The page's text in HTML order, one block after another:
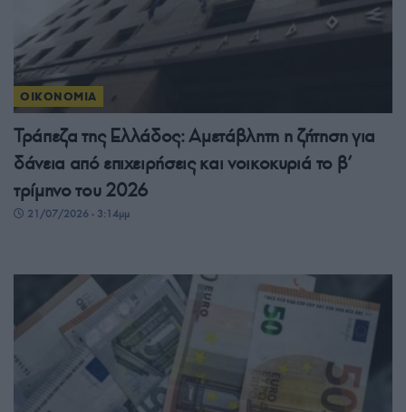
ΟΙΚΟΝΟΜΙΑ
Τράπεζα της Ελλάδος: Αμετάβλητη η ζήτηση για
δάνεια από επιχειρήσεις και νοικοκυριά το β’
τρίμηνο του 2026
21/07/2026 - 3:14μμ